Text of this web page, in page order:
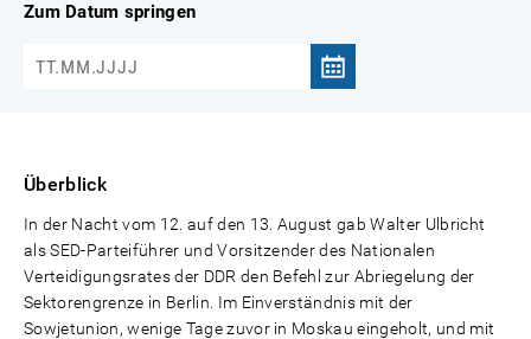
Zum Datum springen
Überblick
In der Nacht vom 12. auf den 13. August gab Walter Ulbricht
als SED-Parteiführer und Vorsitzender des Nationalen
Verteidigungsrates der DDR den Befehl zur Abriegelung der
Sektorengrenze in Berlin. Im Einverständnis mit der
Sowjetunion, wenige Tage zuvor in Moskau eingeholt, und mit